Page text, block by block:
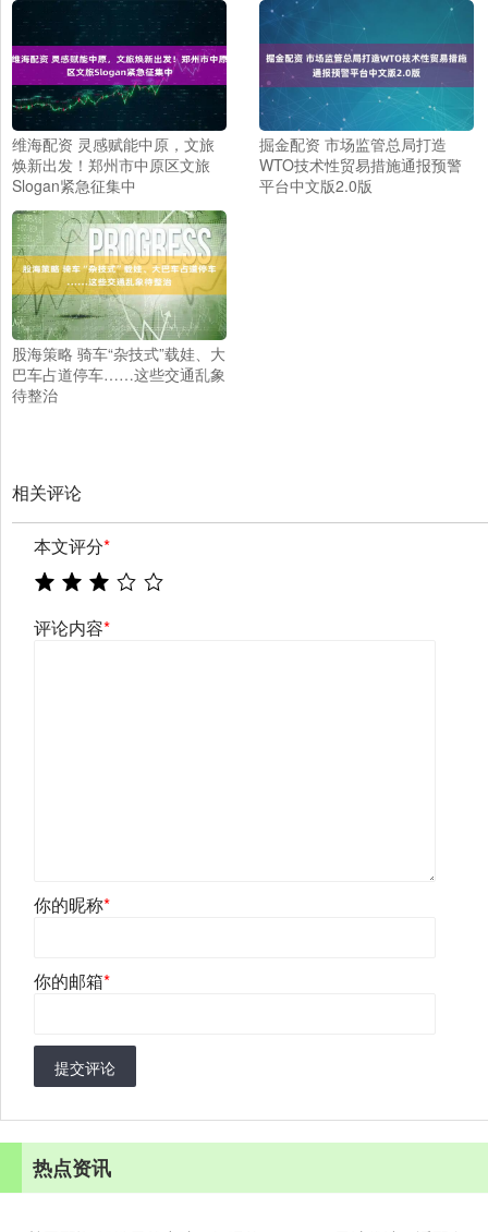
维海配资 灵感赋能中原，文旅
焕新出发！郑州市中原区文旅
Slogan紧急征集中
掘金配资 市场监管总局打造
WTO技术性贸易措施通报预警
平台中文版2.0版
股海策略 骑车“杂技式”载娃、大
巴车占道停车……这些交通乱象
待整治
相关评论
本文评分*
评论内容*
你的昵称*
你的邮箱*
提交评论
热点资讯